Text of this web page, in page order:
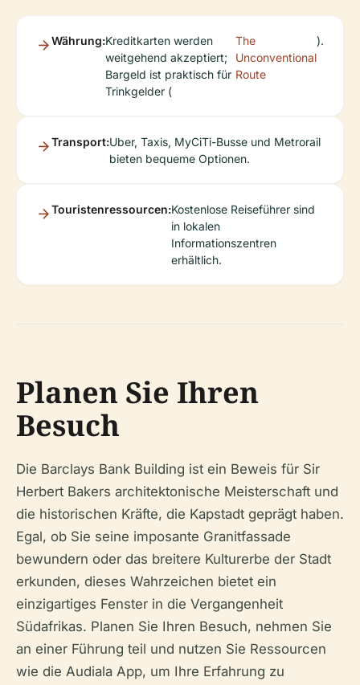
Währung:Kreditkarten werden
weitgehend akzeptiert;
Bargeld ist praktisch für
Trinkgelder (
The
Unconventional
Route
).
Transport:Uber, Taxis, MyCiTi-Busse und Metrorail
bieten bequeme Optionen.
Touristenressourcen:Kostenlose Reiseführer sind
in lokalen
Informationszentren
erhältlich.
Planen Sie Ihren
Besuch
Die Barclays Bank Building ist ein Beweis für Sir
Herbert Bakers architektonische Meisterschaft und
die historischen Kräfte, die Kapstadt geprägt haben.
Egal, ob Sie seine imposante Granitfassade
bewundern oder das breitere Kulturerbe der Stadt
erkunden, dieses Wahrzeichen bietet ein
einzigartiges Fenster in die Vergangenheit
Südafrikas. Planen Sie Ihren Besuch, nehmen Sie
an einer Führung teil und nutzen Sie Ressourcen
wie die Audiala App, um Ihre Erfahrung zu